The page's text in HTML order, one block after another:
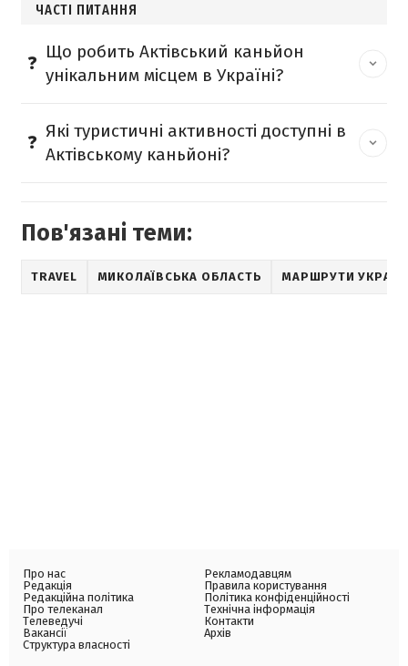
ЧАСТІ ПИТАННЯ
Що робить Актівський каньйон
унікальним місцем в Україні?
Які туристичні активності доступні в
Актівському каньйоні?
Пов'язані теми:
TRAVEL МИКОЛАЇВСЬКА ОБЛАСТЬ МАРШРУТИ
Про нас
Редакція
Редакційна політика
Про телеканал
Телеведучі
Вакансії
Структура власності
Рекламодавцям
Правила користування
Політика конфіденційності
Технічна інформація
Контакти
Архів